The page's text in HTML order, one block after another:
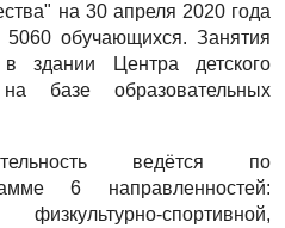
на 30 апреля 2020 года
5060 обучающихся. Занятия
в здании Центра детского
базе образовательных
ведётся по
6 направленностей:
спортивной,